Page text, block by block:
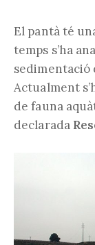
El pantà té
temps s’ha
sedimentació
Actualment
de fauna
declarada